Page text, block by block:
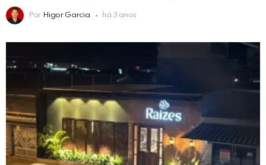
Por Higor Garcia há 3 anos